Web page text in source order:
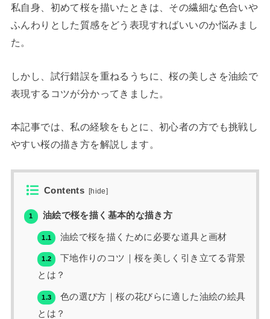
私自身、初めて桜を描いたときは、その繊細な色合いや
ふんわりとした質感をどう表現すればいいのか悩みまし
た。
しかし、試行錯誤を重ねるうちに、桜の美しさを油絵で
表現するコツが分かってきました。
本記事では、私の経験をもとに、初心者の方でも挑戦し
やすい桜の描き方を解説します。
Contents [hide]
1 油絵で桜を描く基本的な描き方
1.1 油絵で桜を描くために必要な道具と画材
1.2
下地作りのコツ｜桜を美しく引き立てる背景
とは？
1.3
色の選び方｜桜の花びらに適した油絵の絵具
とは？